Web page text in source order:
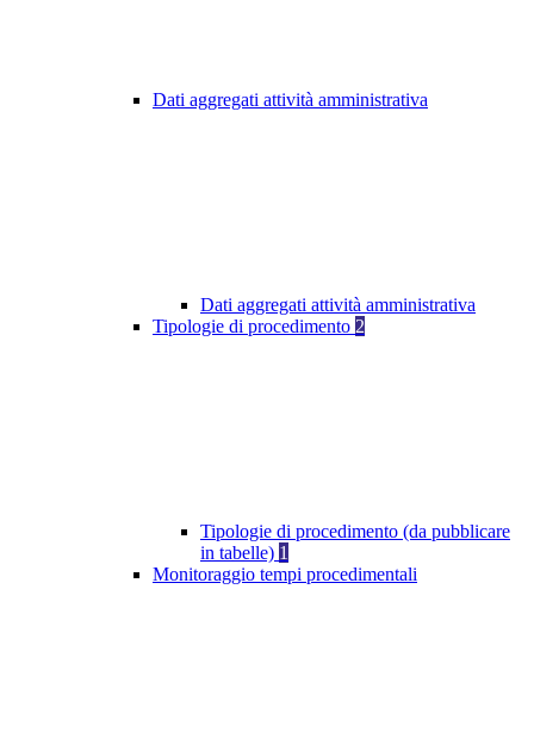
Dati aggregati attività amministrativa
Dati aggregati attività amministrativa
Tipologie di procedimento 2
Tipologie di procedimento (da pubblicare
in tabelle) 1
Monitoraggio tempi procedimentali